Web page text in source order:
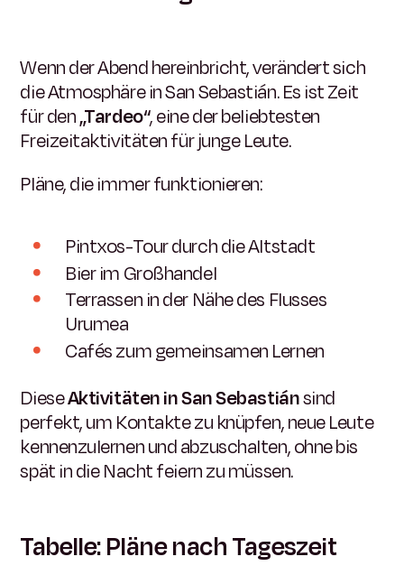
Wenn der Abend hereinbricht, verändert sich
die Atmosphäre in San Sebastián. Es ist Zeit
für den„Tardeo“, eine der beliebtesten
Freizeitaktivitäten für junge Leute.
Pläne, die immer funktionieren:
Pintxos-Tour durch die Altstadt
Bier im Großhandel
Terrassen in der Nähe des Flusses
Urumea
Cafés zum gemeinsamen Lernen
DieseAktivitäten in San Sebastiánsind
perfekt, um Kontakte zu knüpfen, neue Leute
kennenzulernen und abzuschalten, ohne bis
spät in die Nacht feiern zu müssen.
Tabelle: Pläne nach Tageszeit